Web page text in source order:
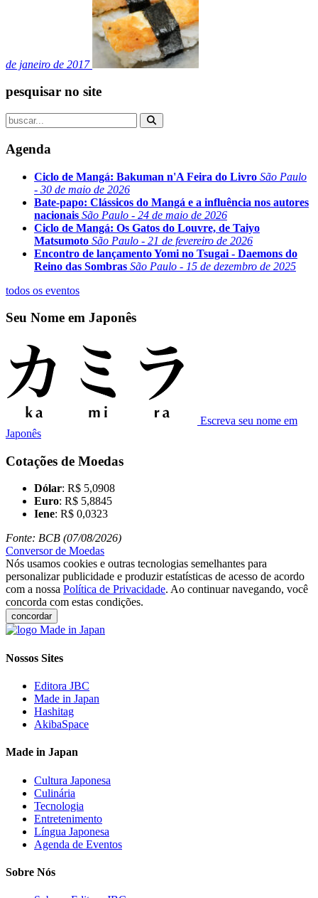
de janeiro de 2017
pesquisar no site
Agenda
Ciclo de Mangá: Bakuman n'A Feira do Livro São Paulo
- 30 de maio de 2026
Bate-papo: Clássicos do Mangá e a influência nos autores
nacionais São Paulo - 24 de maio de 2026
Ciclo de Mangá: Os Gatos do Louvre, de Taiyo
Matsumoto São Paulo - 21 de fevereiro de 2026
Encontro de lançamento Yomi no Tsugai - Daemons do
Reino das Sombras São Paulo - 15 de dezembro de 2025
todos os eventos
Seu Nome em Japonês
Escreva seu nome em
Japonês
Cotações de Moedas
Dólar: R$ 5,0908
Euro: R$ 5,8845
Iene: R$ 0,0323
Fonte: BCB (07/08/2026)
Conversor de Moedas
Nós usamos cookies e outras tecnologias semelhantes para
personalizar publicidade e produzir estatísticas de acesso de acordo
com a nossa Política de Privacidade. Ao continuar navegando, você
concorda com estas condições.
concordar
Nossos Sites
Editora JBC
Made in Japan
Hashitag
AkibaSpace
Made in Japan
Cultura Japonesa
Culinária
Tecnologia
Entretenimento
Língua Japonesa
Agenda de Eventos
Sobre Nós